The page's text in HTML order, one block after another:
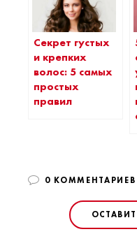
Секрет густых
и крепких
волос: 5 самых
простых
правил
0 КОММЕНТАРИЕВ